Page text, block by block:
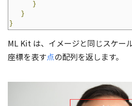
}
}
}
ML Kit は、イメージと同じスケー
座標を表す点の配列を返します。